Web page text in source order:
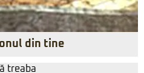
din tine